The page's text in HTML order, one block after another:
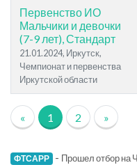
Первенство ИО
Мальчики и девочки
(7-9 лет), Стандарт
21.01.2024, Иркутск,
Чемпионат и первенства
Иркутской области
« 1 2 »
ФТСАРР - Прошел отбор на